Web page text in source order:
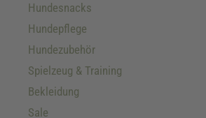
Hundesnacks
Hundepflege
Hundezubehör
Spielzeug & Training
Bekleidung
Sale